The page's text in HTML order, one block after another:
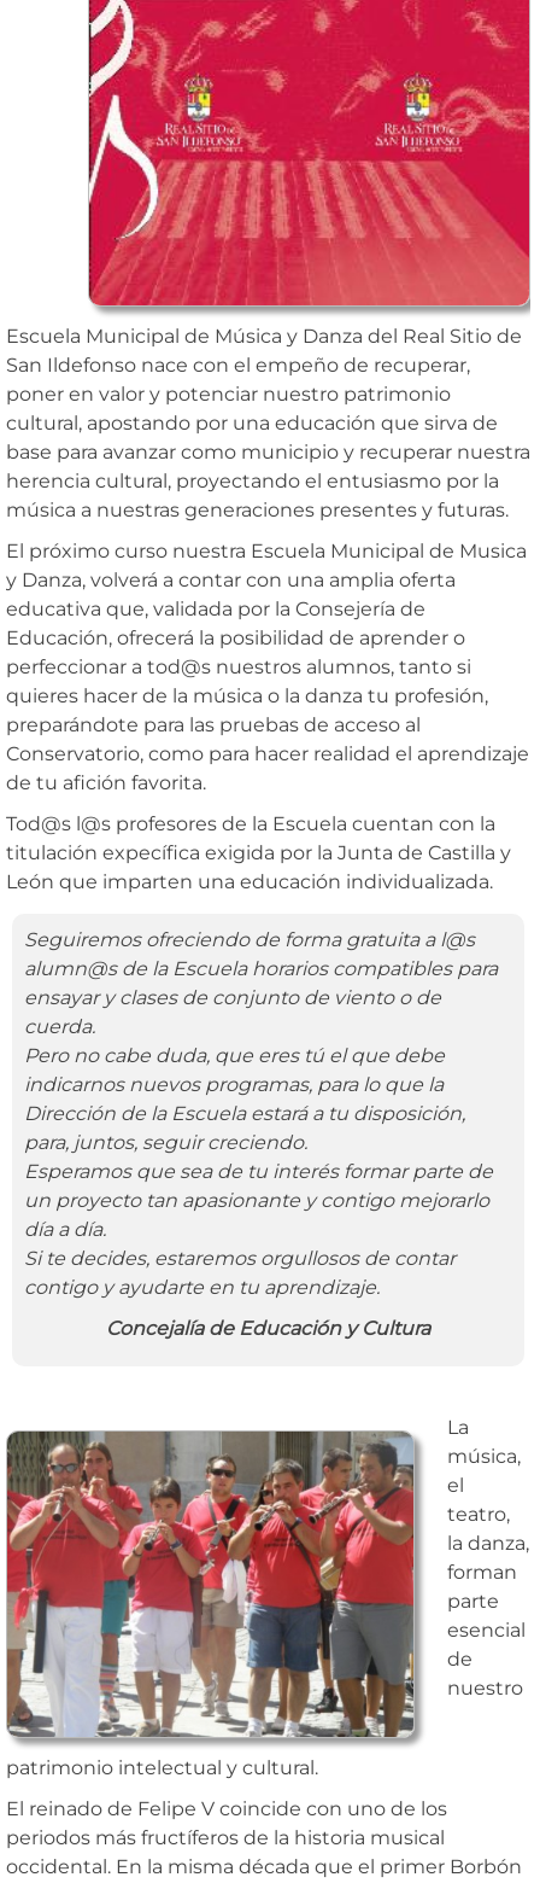
Escuela Municipal de Música y Danza del Real Sitio de
San Ildefonso nace con el empeño de recuperar,
poner en valor y potenciar nuestro patrimonio
cultural, apostando por una educación que sirva de
base para avanzar como municipio y recuperar nuestra
herencia cultural, proyectando el entusiasmo por la
música a nuestras generaciones presentes y futuras.
El próximo curso nuestra Escuela Municipal de Musica
y Danza, volverá a contar con una amplia oferta
educativa que, validada por la Consejería de
Educación, ofrecerá la posibilidad de aprender o
perfeccionar a tod@s nuestros alumnos, tanto si
quieres hacer de la música o la danza tu profesión,
preparándote para las pruebas de acceso al
Conservatorio, como para hacer realidad el aprendizaje
de tu afición favorita.
Tod@s l@s profesores de la Escuela cuentan con la
titulación expecífica exigida por la Junta de Castilla y
León que imparten una educación individualizada.
Seguiremos ofreciendo de forma gratuita a l@s
alumn@s de la Escuela horarios compatibles para
ensayar y clases de conjunto de viento o de
cuerda.
Pero no cabe duda, que eres tú el que debe
indicarnos nuevos programas, para lo que la
Dirección de la Escuela estará a tu disposición,
para, juntos, seguir creciendo.
Esperamos que sea de tu interés formar parte de
un proyecto tan apasionante y contigo mejorarlo
día a día.
Si te decides, estaremos orgullosos de contar
contigo y ayudarte en tu aprendizaje.
Concejalía de Educación y Cultura
La
música,
el
teatro,
la danza,
forman
parte
esencial
de
nuestro
patrimonio intelectual y cultural.
El reinado de Felipe V coincide con uno de los
periodos más fructíferos de la historia musical
occidental. En la misma década que el primer Borbón